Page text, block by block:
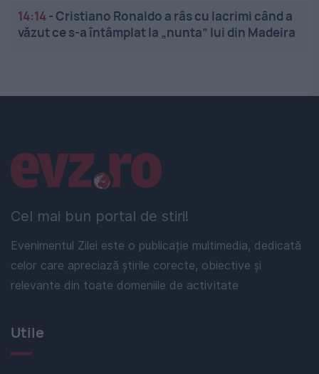
14:14-Cristiano Ronaldo a râs cu lacrimi când a
văzut ce s-a întâmplat la „nunta” lui din Madeira
Cel mai bun portal de stiri!
Evenimentul Zilei este o publicație multimedia, dedicată
celor care apreciază știrile corecte, obiective și
relevante din toate domeniile de activitate
Linkuri utile
Utile